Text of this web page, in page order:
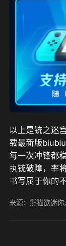
以上是铳之迷
载最新版
每一次冲锋都
执铳破障，率
书写属于你的
来源：熊猫欲迷你